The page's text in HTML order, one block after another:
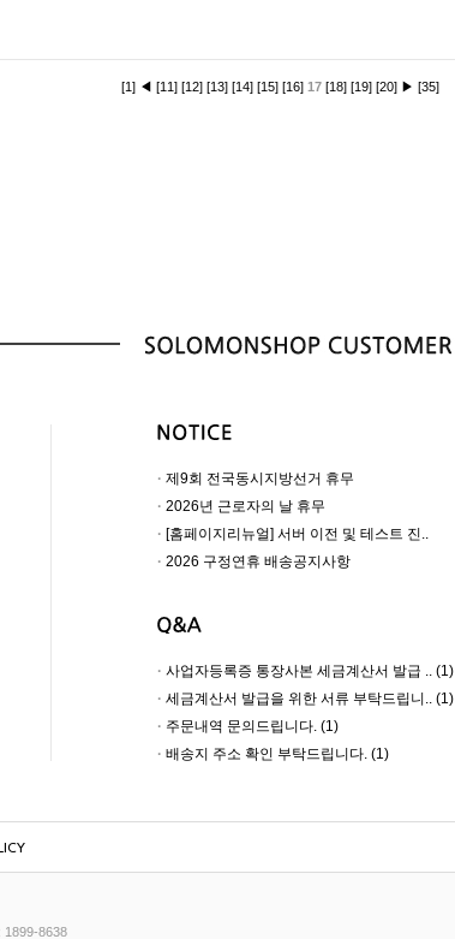
[1] ◀ [11] [12] [13] [14] [15] [16] 17 [18] [19] [20] ▶ [35]
· 제9회 전국동시지방선거 휴무
· 2026년 근로자의 날 휴무
· [홈페이지리뉴얼] 서버 이전 및 테스트 진..
· 2026 구정연휴 배송공지사항
· 사업자등록증 통장사본 세금계산서 발급 .. (1)
· 세금계산서 발급을 위한 서류 부탁드립니.. (1)
· 주문내역 문의드립니다. (1)
· 배송지 주소 확인 부탁드립니다. (1)
8638